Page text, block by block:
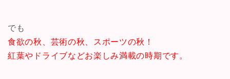
でも
食欲の秋、芸術の秋、スポーツの秋！
紅葉やドライブなどお楽しみ満載の時期です。